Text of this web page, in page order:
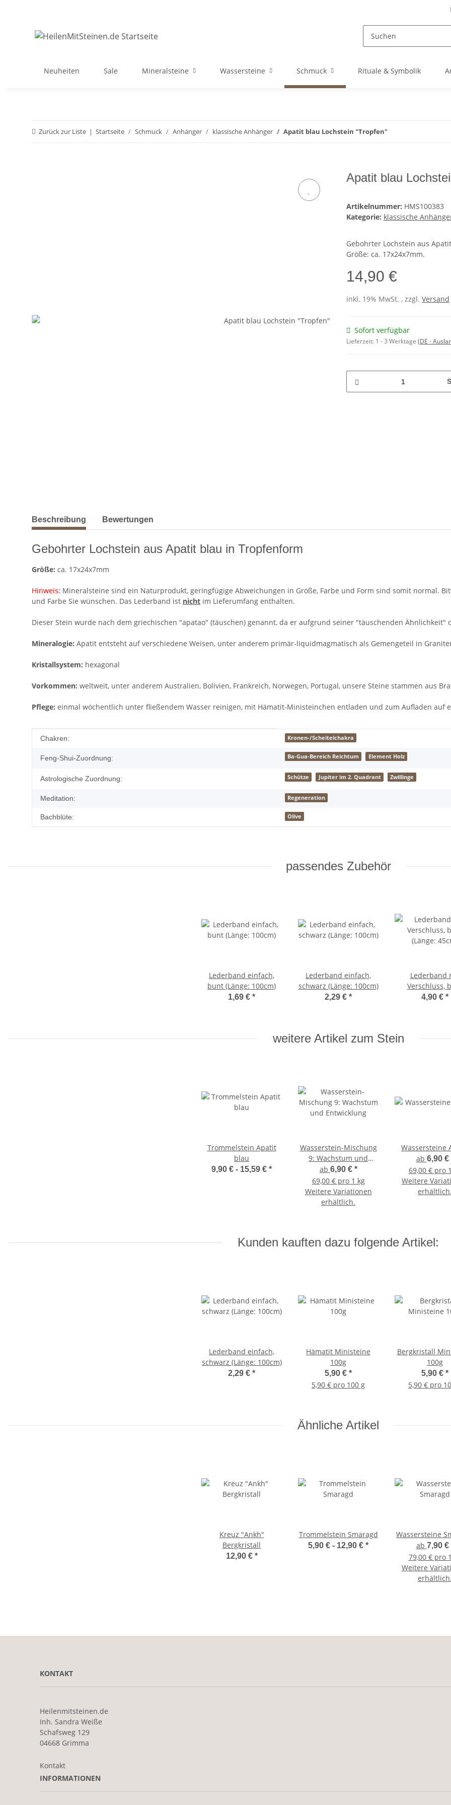
Neuheiten Sale Mineralsteine Wassersteine Schmuck Rituale & Symbolik
Zurück zur Liste Startseite Schmuck Anhänger klassische Anhänger Apatit blau Lochstein "Tropfen"
Apatit blau
Artikelnummer: HMS100383
Kategorie: klassische
Gebohrter Lochstein aus
Größe: ca. 17x24x7mm.
14,90 €
inkl. 19% MwSt. , zzgl. Versand
Sofort verfügbar
Lieferzeit: 1 - 3 Werktage (DE -
weitere Registerkarten anzeigen
Beschreibung Bewertungen
Gebohrter Lochstein aus Apatit blau in Tropfenform
Größe: ca. 17x24x7mm
Hinweis: Mineralsteine sind ein Naturprodukt, geringfügige Abweichungen in Größe, Farbe und Form sind somit normal.
und Farbe Sie wünschen. Das Lederband ist nicht im Lieferumfang enthalten.
Dieser Stein wurde nach dem griechischen "apatao" (täuschen) genannt, da er aufgrund seiner "täuschenden
Mineralogie: Apatit entsteht auf verschiedene Weisen, unter anderem primär-liquidmagmatisch als Gemengeteil in
Kristallsystem: hexagonal
Vorkommen: weltweit, unter anderem Australien, Bolivien, Frankreich, Norwegen, Portugal, unsere Steine stammen aus
Pflege: einmal wöchentlich unter fließendem Wasser reinigen, mit Hämatit-Ministeinchen entladen und zum Aufladen auf
Produkteigenschaft
Wert
Chakren: Kronen-/Scheitelchakra
Feng-Shui-Zuordnung: Ba-Gua-Bereich Reichtum Element Holz
Astrologische Zuordnung: Schütze Jupiter im 2. Quadrant Zwillinge
Meditation: Regeneration
Bachblüte: Olive
passendes Zubehör
Lederband einfach,
bunt (Länge: 100cm)
1,69 € *
Lederband einfach,
schwarz (Länge: 100cm)
2,29 € *
Lederband
Verschluss,
(Länge:
4,90 € *
weitere Artikel zum Stein
Trommelstein Apatit
blau
9,90 € - 15,59 € *
Wasserstein-Mischung
9: Wachstum und
Entwicklung
ab 6,90 € *
69,00 € pro 1 kg
Weitere Variationen
erhältlich.
Wassersteine
ab 6,90 €
69,00 € pro
Weitere
erhältlich.
Kunden kauften dazu folgende Artikel:
Lederband einfach,
schwarz (Länge: 100cm)
2,29 € *
Hämatit Ministeine
100g
5,90 € *
5,90 € pro 100 g
Bergkristall
100g
5,90 € *
5,90 € pro
Ähnliche Artikel
Kreuz "Ankh"
Bergkristall
12,90 € *
Trommelstein Smaragd
5,90 € - 12,90 € *
Wassersteine
ab 7,90 €
79,00 € pro
Weitere
erhältlich.
KONTAKT
Heilenmitsteinen.de
Inh. Sandra Weiße
Schafsweg 129
04668 Grimma
Kontakt
INFORMATIONEN